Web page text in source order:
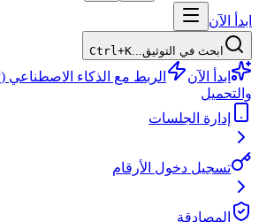
ابدأ الآن
ابحث في التوثيق... Ctrl+K
ابدأ الآن الربط مع الذكاء الاصطناعي (MCP)
والتحميل
إدارة الجلسات
تسجيل دخول الأرقام
المصادقة